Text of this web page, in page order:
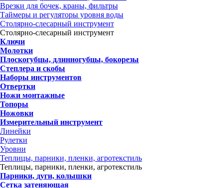
Врезки для бочек, краны, фильтры
Таймеры и регуляторы уровня воды
Столярно-слесарный инструмент
Столярно-слесарный инструмент
Ключи
Молотки
Плоскогубцы, длинногубцы, бокорезы
Степлера и скобы
Наборы инструментов
Отвертки
Ножи монтажные
Топоры
Ножовки
Измерительный инструмент
Линейки
Рулетки
Уровни
Теплицы, парники, пленки, агротекстиль
Теплицы, парники, пленки, агротекстиль
Парники, дуги, колышки
Сетка затеняющая